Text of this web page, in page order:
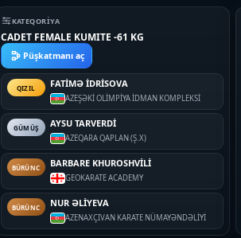
KATEQORIYA
CADET FEMALE KUMITE -61 KG
Püşkatmanı aç
QIZIL FATİMƏ İDRİSOVA
AZEŞƏKİ OLİMPİYA İDMAN KOMPLEKSİ
GÜMÜŞ AYSU TARVERDİ
AZEQARA QAPLAN (Ş.X)
BÜRÜNC BARBARE KHUROSHVİLİ
GEOKARATE ACADEMY
BÜRÜNC NUR ƏLİYEVA
AZENAXÇIVAN KARATE NÜMAYƏNDƏLİYİ